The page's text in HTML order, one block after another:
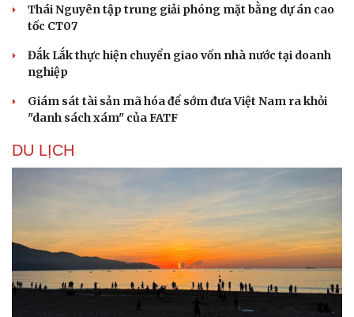
Thái Nguyên tập trung giải phóng mặt bằng dự án cao
tốc CT07
Đắk Lắk thực hiện chuyển giao vốn nhà nước tại doanh
nghiệp
Giám sát tài sản mã hóa để sớm đưa Việt Nam ra khỏi
"danh sách xám" của FATF
DU LỊCH